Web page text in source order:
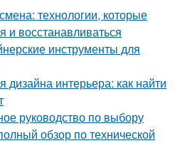
технологии, которые
и восстанавливаться
инструменты для
интерьера: как найти
руководство по выбору
обзор по технической